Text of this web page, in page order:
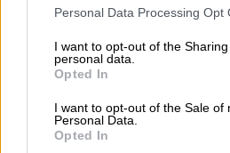
Please note that this website/app
not limited to your visit or usage
grant or deny consent to Google
use your data for below specified
consent section.
Personal Data Processing Opt
I want to opt-out of the
personal data.
Opted In
I want to opt-out of the Sale of
Personal Data.
Opted In
«Ο Νετανιάχου θα
ζητήσω με το Ιράν»
Ο πρόεδρος των
επίσης ότι ο
Μπενιαμίν Νετανιάχου
ζητήσω»σε ό,τι αφορά το